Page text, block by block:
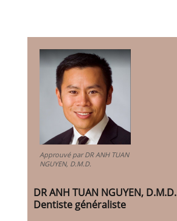
Approuvé par DR ANH TUAN
NGUYEN, D.M.D.
DR ANH TUAN NGUYEN, D.M.D.
Dentiste généraliste